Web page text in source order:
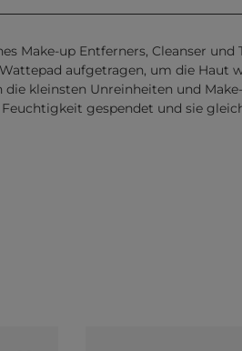
Make-up Entferners, Cleanser und
aufgetragen, um die Haut
kleinsten Unreinheiten und
gespendet und sie